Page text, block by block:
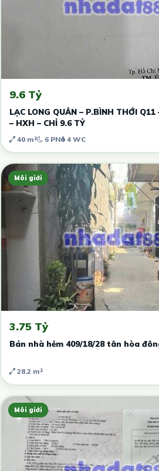
9.6 Tỷ
LẠC LONG QUÂN – P.BÌNH THỚI
– HXH – CHỈ 9.6 TỶ
40 m² 6 PN 4 WC
Môi giới
3.75 Tỷ
Bán nhà hẻm 409/18/28 tân hòa
28.2 m²
Môi giới